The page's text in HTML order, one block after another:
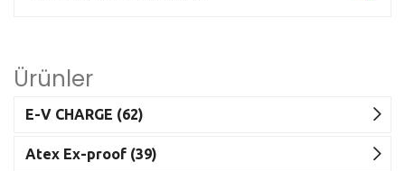
Ürünler
E-V CHARGE (62)
Atex Ex-proof (39)